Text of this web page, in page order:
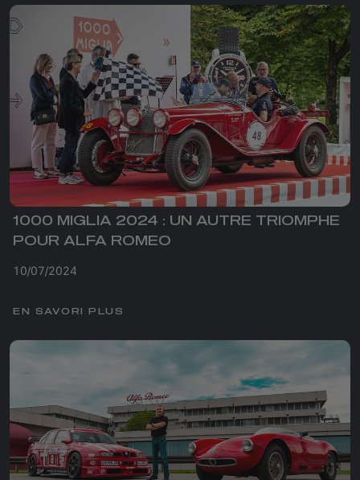
1000 MIGLIA 2024 : UN AUTRE TRIOMPHE
POUR ALFA ROMEO
10/07/2024
EN SAVORI PLUS